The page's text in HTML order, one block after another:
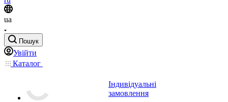
ua
Пошук
Увійти
Каталог
Індивідуальні
замовлення